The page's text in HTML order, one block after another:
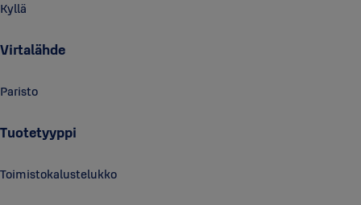
Kyllä
Virtalähde
Paristo
Tuotetyyppi
Toimistokalustelukko